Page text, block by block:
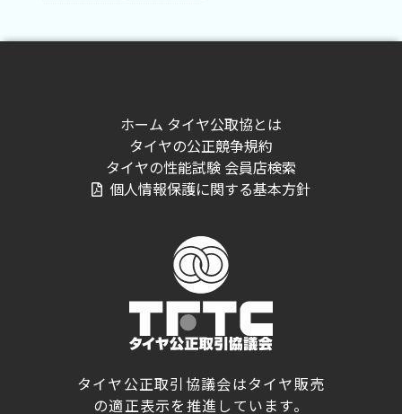
ホーム タイヤ公取協とは
タイヤの公正競争規約
タイヤの性能試験 会員店検索
個人情報保護に関する基本方針
タイヤ公正取引協議会はタイヤ販売
の適正表示を推進しています。